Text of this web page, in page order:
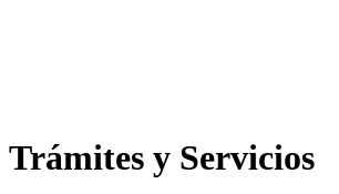
Trámites y Servicios